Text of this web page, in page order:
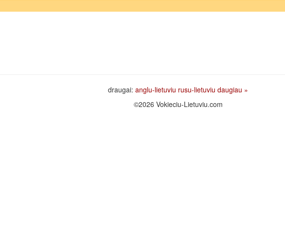
draugai: anglu-lietuviu rusu-lietuviu daugiau »
©2026 Vokieciu-Lietuviu.com